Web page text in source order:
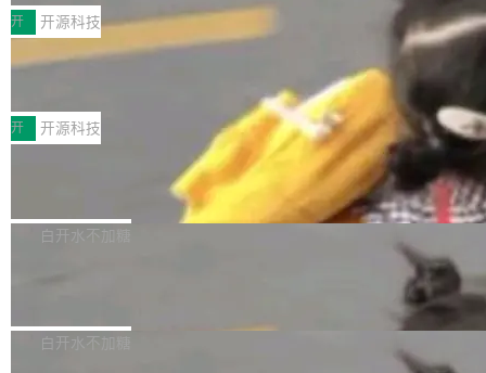
不完。」5T 来自免费额度，3T 来自 Go...
ve JH71XX 的设备，例如 VisionFive 2、PINE
64 STAR64，以及 QEMU。 增强了对 POSIX.1
-2024 和 C23 编程接口标准的兼容性。 compat
_linux(8) 增强了对 Linux 系统调用的支持，包
括 epoll（围绕 kqueue 实现）、POSIX 消息队
列、...
案
享会在上海举办。鸿蒙生态的全场景智慧营销平
台鲸鸿动能协同华为游戏中心，面向游戏行业开
发者及生态伙伴，系统呈现了平台在游戏领域的
完整能力版图——从IAP高价值用户的全周期经
营、到IAA游戏的“买变一体”正循环、再到联运与
广告协同的全链路经营闭环，以及面向全球市场
的出海增长布局。 华为终端云业务商业化销售负
责人在开场致辞中表示，游戏开发者的核心诉求
已不再是“多一个投放渠道”，而是一套能够持续
高质量游戏...
开 开源科技
技嘉X3D系列再添新成员 B850 AORU
面向AMD Ryzen X3D处理器玩家，技嘉X3D系
列主板阵容迎来新成员——B850 AORUS ELITE
X3D。作为面向主流高性能平台打造的全新主板
产品，B850 AORUS ELITE X3D延续技嘉在X3
D平台优化上的技术积累，旨在为游戏玩家带来
更稳定、更高效的装机选择。 B850 AORUS ELI
式2.0，可根据不同使用场景释放处理器潜力，
开 开源科技
Zadig v5.0 发布：AI 发布专员与 AI 审
我们团队这几天最大的卡点不是 AI 写得不够
好，是 AI 写得太好了。 好到审查排期从两天的
过 1528 名开发者，85% 说 AI 把瓶颈从写代码
白开水不加糖
数据库，有一个图形后端。作为一个原生的 Gra
白开水不加糖